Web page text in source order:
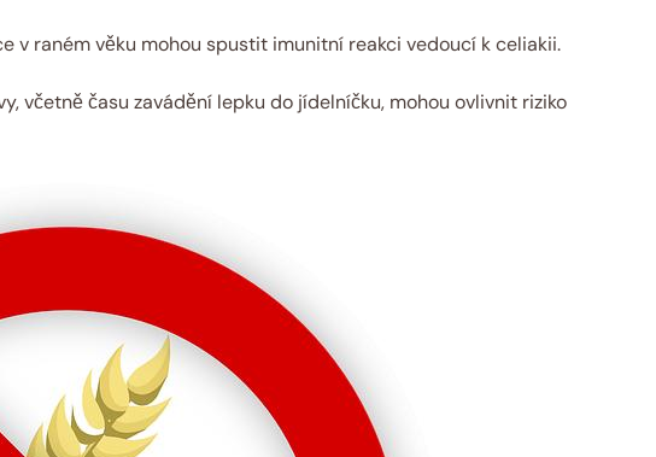
v raném věku mohou spustit imunitní reakci vedoucí⁢ k celiakii.
včetně času zavádění lepku ⁣do jídelníčku, mohou ovlivnit riziko